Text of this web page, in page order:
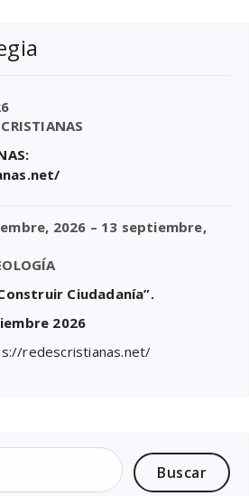
2026 – 13 septiembre,
Ciudadanía”.
2026
redescristianas.net/